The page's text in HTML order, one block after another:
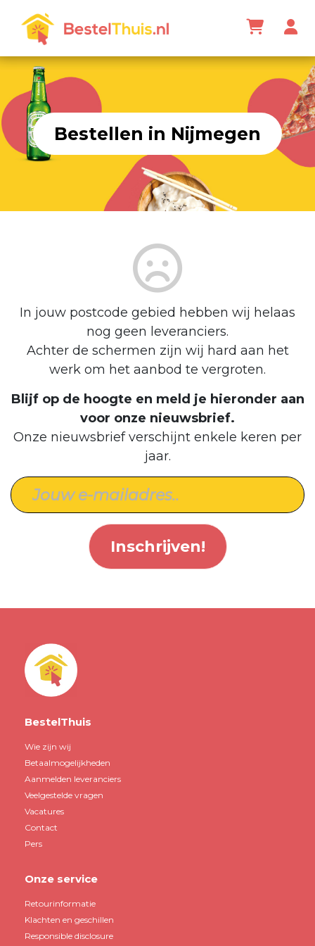
Bestellen in Nijmegen
In jouw postcode gebied hebben wij helaas
nog geen leveranciers.
Achter de schermen zijn wij hard aan het
werk om het aanbod te vergroten.
Blijf op de hoogte en meld je hieronder aan
voor onze nieuwsbrief.
Onze nieuwsbrief verschijnt enkele keren per
jaar.
Inschrijven!
BestelThuis
Wie zijn wij
Betaalmogelijkheden
Aanmelden leveranciers
Veelgestelde vragen
Vacatures
Contact
Pers
Onze service
Retourinformatie
Klachten en geschillen
Responsible disclosure